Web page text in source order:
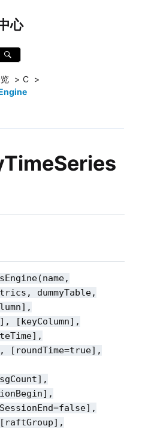
心
C
dummyTable,
[keyColumn],
[roundTime=true],